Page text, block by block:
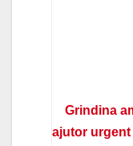
Grindina
ajutor